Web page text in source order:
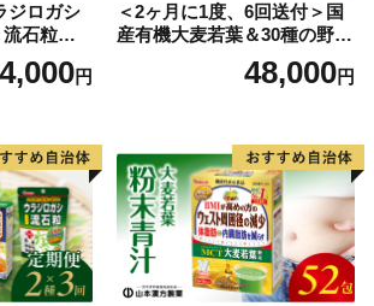
ジロガシ
流石粒
円
＜2ヶ月に1度、6回送付＞国
産有機大麦若葉＆30種の野
菜 山本漢方 定期便
48,000円